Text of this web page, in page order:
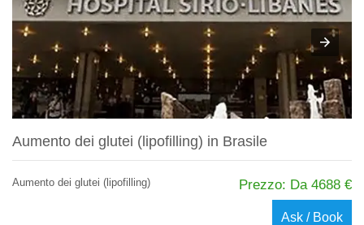
Aumento dei glutei (lipofilling) in Brasile
Aumento dei glutei (lipofilling) Prezzo: Da 4688 €
Ask / Book